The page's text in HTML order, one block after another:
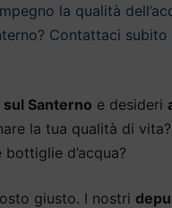
la qualità
Contattaci
sul Santerno e desideri
la tua qualità di
d’acqua?
giusto. I nostri